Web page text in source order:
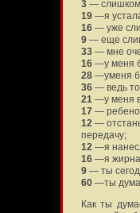
3 —
19 —я
16 — уже
9 — еще
33 — мне
16 —у меня
28 —уменя
36 — ведь
21 —у меня
17 —
12 —
передачу;
12 —я
16 —я
9 — ты
60 —ты
Как ты